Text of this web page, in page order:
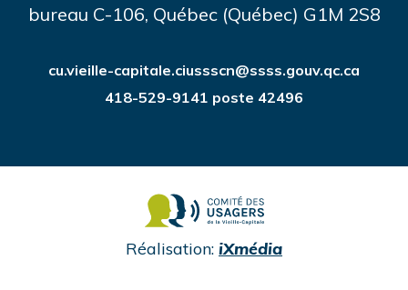
bureau C-106, Québec (Québec) G1M 2S8
cu.vieille-capitale.ciussscn@ssss.gouv.qc.ca
418-529-9141 poste 42496
Réalisation: iXmédiaundefined